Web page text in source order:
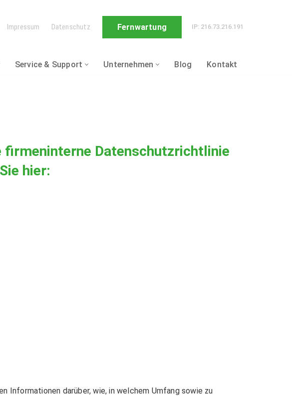
Impressum Datenschutz Fernwartung IP: 216.73.216.191
Service & Support Unternehmen Blog Kontakt
firmeninterne Datenschutzrichtlinie
hier:
Informationen darüber, wie, in welchem Umfang sowie zu